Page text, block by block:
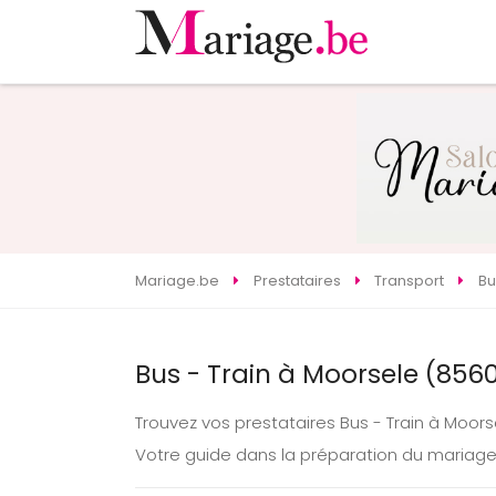
Mariage.be Prestataires Transport
Bus - Train à Moorsele
Trouvez vos prestataires Bus - Train à
Votre guide dans la préparation du